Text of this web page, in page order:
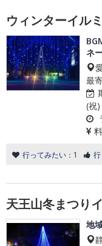
ウィンターイル
ネ
最
(祝)
行ってみたい： 1
天王山冬まつり
地